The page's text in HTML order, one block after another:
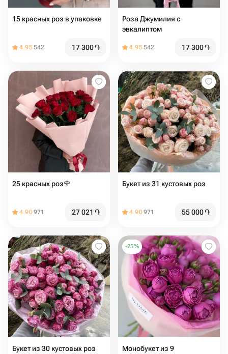
15 красных роз в упаковке
4.95542 17 300֏
Роза Джумилия с
эвкалиптом
4.95542 17 300֏
25 красных роз🌹
4.90971 27 021 ֏
Букет из 31 кустовых роз
4.90971 55 000֏
Букет из 30 кустовых роз
-25%
Монобукет из 9